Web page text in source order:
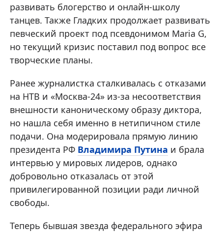
развивать блогерство и онлайн-школу
танцев. Также Гладких продолжает развивать
певческий проект под псевдонимом Maria G,
но текущий кризис поставил под вопрос все
творческие планы.
Ранее журналистка сталкивалась с отказами
на НТВ и «Москва-24» из-за несоответствия
внешности каноническому образу диктора,
но нашла себя именно в нетипичном стиле
подачи. Она модерировала прямую линию
президента РФ Владимира Путина и брала
интервью у мировых лидеров, однако
добровольно отказалась от этой
привилегированной позиции ради личной
свободы.
Теперь бывшая звезда федерального эфира